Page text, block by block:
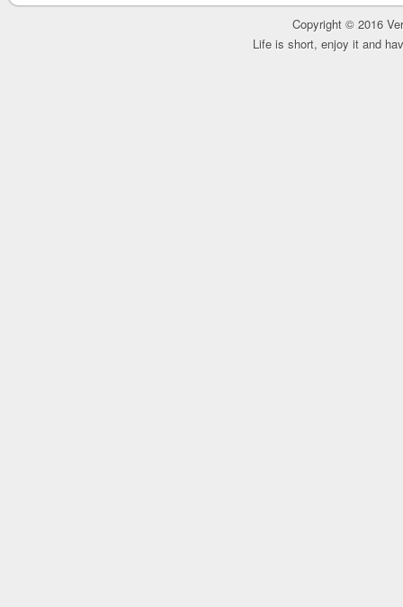
Copyright © 2016
Life is short, enjoy it and